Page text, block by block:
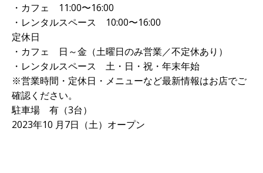
・カフェ 11:00〜16:00
・レンタルスペース 10:00〜16:00
定休日
・カフェ 日～金（土曜日のみ営業／不定休あり）
・レンタルスペース 土・日・祝・年末年始
※営業時間・定休日・メニューなど最新情報はお店でご
確認ください。
駐車場 有（3台）
2023年10 月7日（土）オープン